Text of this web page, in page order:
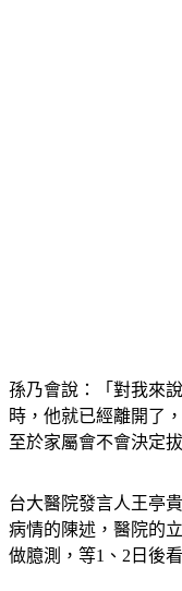
孫乃會說：「對我來
時，他就已經離開了
至於家屬會不會決定
台大醫院發言人王亭
病情的陳述，醫院的
做臆測，等1、2日後